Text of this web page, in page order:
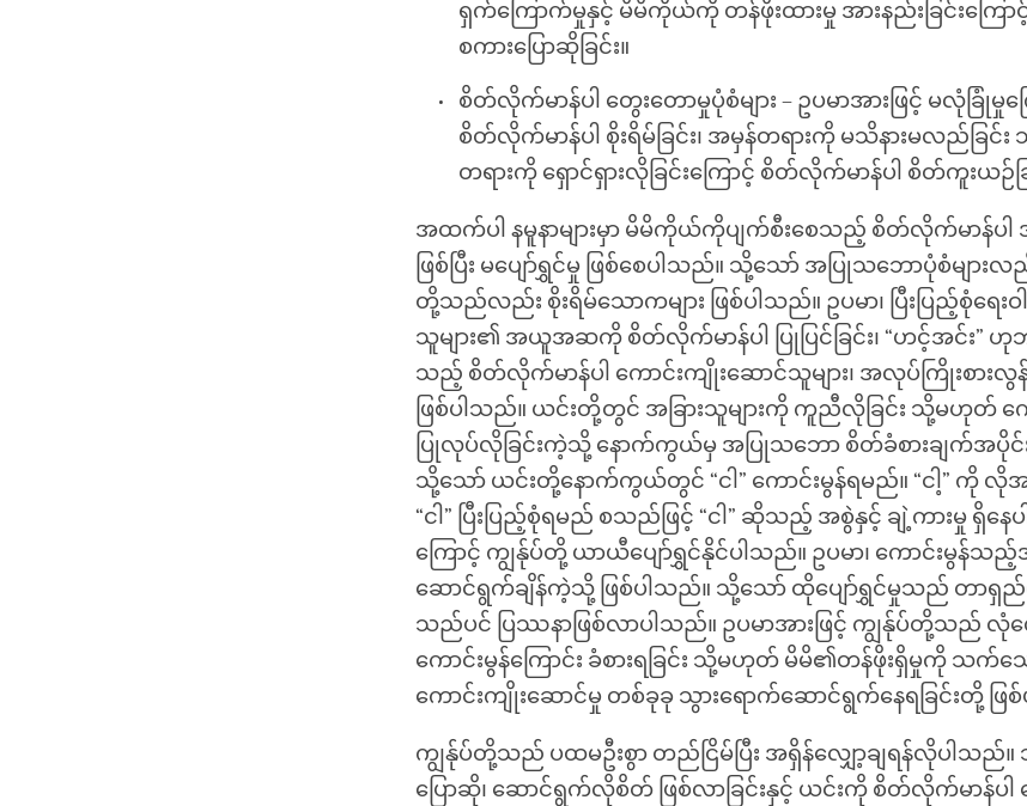
ရှက်ကြောက်မှုနှင့် မိမိကိုယ်ကို တန်ဖိုးထားမှု အားနည်းခြင်းကြေ
စကားပြောဆိုခြင်း။
စိတ်လိုက်မာန်ပါ တွေးတောမှုပုံစံများ – ဥပမာအားဖြင့် မလုံခြုံမှုက
စိတ်လိုက်မာန်ပါ စိုးရိမ်ခြင်း၊ အမှန်တရားကို မသိနားမလည်ခြ
တရားကို ရှောင်ရှားလိုခြင်းကြောင့် စိတ်လိုက်မာန်ပါ စိတ်ကူးယဉ်ခ
အထက်ပါ နမူနာများမှာ မိမိကိုယ်ကိုပျက်စီးစေသည့် စိတ်လိုက်မာန်ပါ
ဖြစ်ပြီး မပျော်ရွှင်မှု ဖြစ်စေပါသည်။ သို့သော် အပြုသဘောပုံစံများလည်
တို့သည်လည်း စိုးရိမ်သောကများ ဖြစ်ပါသည်။ ဥပမာ၊ ပြီးပြည့်စုံရေးဝါ
သူများ၏ အယူအဆကို စိတ်လိုက်မာန်ပါ ပြုပြင်ခြင်း၊ “ဟင့်အင်း” ဟု
သည့် စိတ်လိုက်မာန်ပါ ကောင်းကျိုးဆောင်သူများ၊ အလုပ်ကြိုးစားလွ
ဖြစ်ပါသည်။ ယင်းတို့တွင် အခြားသူများကို ကူညီလိုခြင်း သို့မဟုတ်
ပြုလုပ်လိုခြင်းကဲ့သို့ နောက်ကွယ်မှ အပြုသဘော စိတ်ခံစားချက်အပိုင်
သို့သော် ယင်းတို့နောက်ကွယ်တွင် “ငါ” ကောင်းမွန်ရမည်။ “ငါ့” ကို လို
“ငါ” ပြီးပြည့်စုံရမည် စသည်ဖြင့် “ငါ” ဆိုသည့် အစွဲနှင့် ချဲ့ကားမှု ရှိန
ကြောင့် ကျွန်ုပ်တို့ ယာယီပျော်ရွှင်နိုင်ပါသည်။ ဥပမာ၊ ကောင်းမွန်သ
ဆောင်ရွက်ချိန်ကဲ့သို့ ဖြစ်ပါသည်။ သို့သော် ထိုပျော်ရွှင်မှုသည် တာရှ
သည်ပင် ပြဿနာဖြစ်လာပါသည်။ ဥပမာအားဖြင့် ကျွန်ုပ်တို့သည် လုံ
ကောင်းမွန်ကြောင်း ခံစားရခြင်း သို့မဟုတ် မိမိ၏တန်ဖိုးရှိမှုကို သက်သ
ကောင်းကျိုးဆောင်မှု တစ်ခုခု သွားရောက်ဆောင်ရွက်နေရခြင်းတို့ ဖြ
ကျွန်ုပ်တို့သည် ပထမဦးစွာ တည်ငြိမ်ပြီး အရှိန်လျှော့ချရန်လိုပါသည်
ပြောဆို၊ ဆောင်ရွက်လိုစိတ် ဖြစ်လာခြင်းနှင့် ယင်းကို စိတ်လိုက်မာန်ပါ